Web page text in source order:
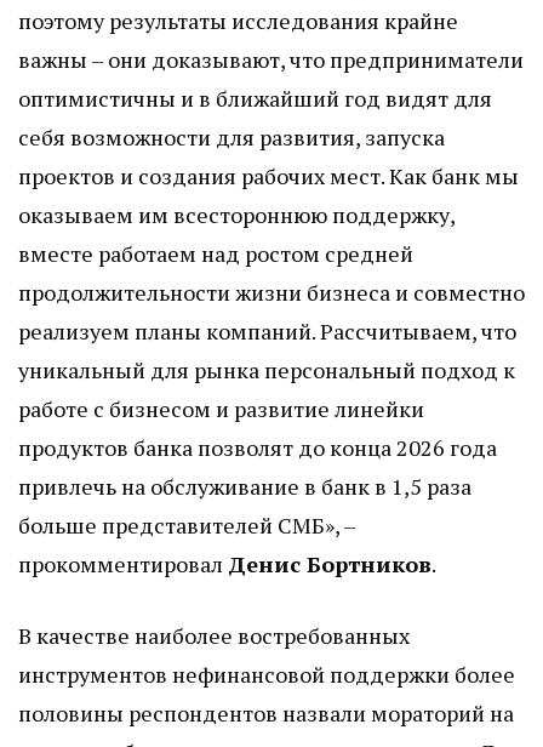
поэтому результаты исследования крайне
важны – они доказывают, что предприниматели
оптимистичны и в ближайший год видят для
себя возможности для развития, запуска
проектов и создания рабочих мест. Как банк мы
оказываем им всестороннюю поддержку,
вместе работаем над ростом средней
продолжительности жизни бизнеса и совместно
реализуем планы компаний. Рассчитываем, что
уникальный для рынка персональный подход к
работе с бизнесом и развитие линейки
продуктов банка позволят до конца 2026 года
привлечь на обслуживание в банк в 1,5 раза
больше представителей СМБ», –
прокомментировал Денис Бортников.
В качестве наиболее востребованных
инструментов нефинансовой поддержки более
половины респондентов назвали мораторий на